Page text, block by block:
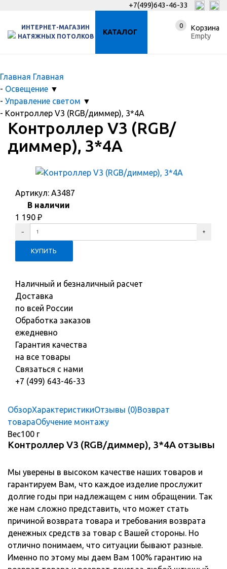
+7(499)643-46-33
ИНТЕРНЕТ-МАГАЗИН
НАТЯЖНЫХ ПОТОЛКОВ
КАТАЛОГ
0
Корзина
Empty
Главная Главная
- Освещение ▼
- Управление светом ▼
- Контроллер V3 (RGB/диммер), 3*4A
Контроллер V3 (RGB/
диммер), 3*4A
Артикул: A3487
В наличии
1 190 ₽
Наличный и безналичный расчет
Доставка
по всей России
Обработка заказов
ежедневно
Гарантия качества
на все товары
Связаться с нами
+7 (499) 643-46-33
ОбзорХарактеристикиОтзывы (0)Возврат
товараОбучение монтажу
Вес100 г
Контроллер V3 (RGB/диммер), 3*4A отзывы
Мы уверены в высоком качестве наших товаров и
гарантируем Вам, что каждое изделие прослужит
долгие годы при надлежащем с ним обращении. Так
же нам сложно представить, что может стать
причиной возврата товара и требования возврата
денежных средств за товар с Вашей стороны. Но
отлично понимаем, что ситуации бывают разные.
Именно по этому мы даем Вам 100% гарантию на